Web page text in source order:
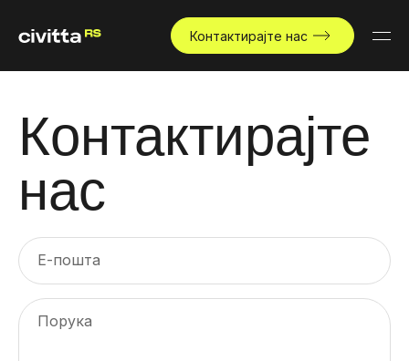
Контактирајте нас
Контактирајте
нас
Е-пошта
Порука